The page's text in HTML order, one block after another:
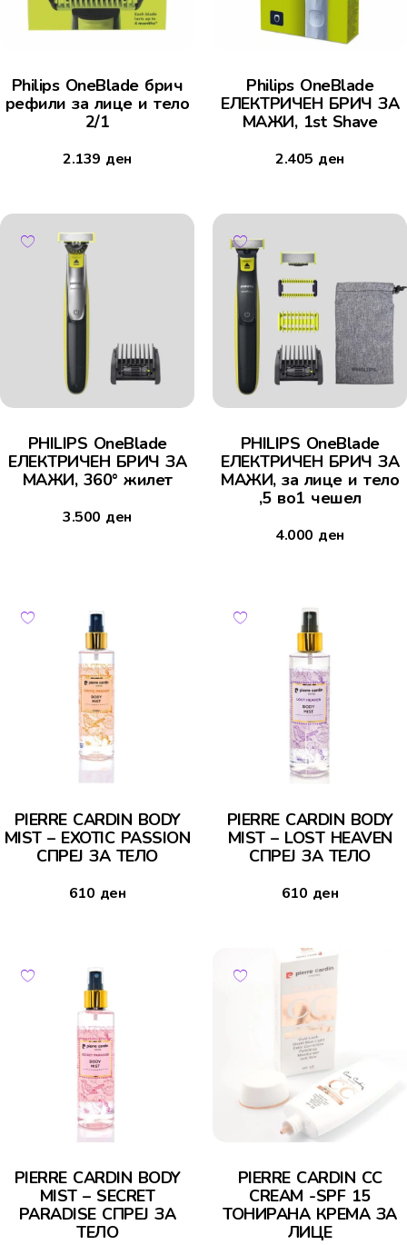
Philips OneBlade брич
рефили за лице и тело
2/1
2.139 ден
Philips OneBlade
ЕЛЕКТРИЧЕН БРИЧ ЗА
МАЖИ, 1st Shave
2.405 ден
PHILIPS OneBlade
ЕЛЕКТРИЧЕН БРИЧ ЗА
МАЖИ, 360° жилет
3.500 ден
PHILIPS OneBlade
ЕЛЕКТРИЧЕН БРИЧ ЗА
МАЖИ, за лице и тело
,5 во1 чешел
4.000 ден
PIERRE CARDIN BODY
MIST – EXOTIC PASSION
СПРЕЈ ЗА ТЕЛО
610 ден
PIERRE CARDIN BODY
MIST – LOST HEAVEN
СПРЕЈ ЗА ТЕЛО
610 ден
PIERRE CARDIN BODY
MIST – SECRET
PARADISE СПРЕЈ ЗА
ТЕЛО
PIERRE CARDIN CC
CREAM -SPF 15
ТОНИРАНА КРЕМА ЗА
ЛИЦЕ